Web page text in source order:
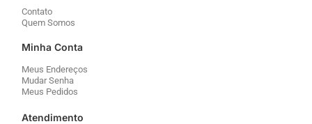
Contato
Quem Somos
Minha Conta
Meus Endereços
Mudar Senha
Meus Pedidos
Atendimento